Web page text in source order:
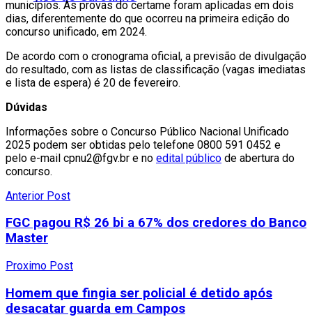
municípios. As provas do certame foram aplicadas em dois
dias, diferentemente do que ocorreu na primeira edição do
concurso unificado, em 2024.
De acordo com o cronograma oficial, a previsão de divulgação
do resultado, com as listas de classificação (vagas imediatas
e lista de espera) é 20 de fevereiro.
Dúvidas
Informações sobre o Concurso Público Nacional Unificado
2025 podem ser obtidas pelo telefone 0800 591 0452 e
pelo e-mail cpnu2@fgv.br e no edital público de abertura do
concurso.
Anterior Post
FGC pagou R$ 26 bi a 67% dos credores do Banco
Master
Proximo Post
Homem que fingia ser policial é detido após
desacatar guarda em Campos